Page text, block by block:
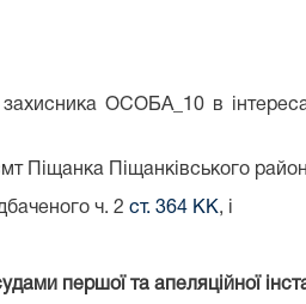
захисника ОСОБА_10 в
Піщанка Піщанківського
ч. 2 ст. 364 КК, і
першої та апеляційної